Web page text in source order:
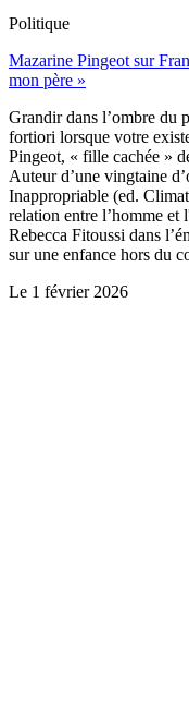
Politique
Mazarine Pingeot sur
mon père »
Grandir dans l’ombre du
fortiori lorsque votre
Pingeot, « fille cachée »
Auteur d’une vingtaine
Inappropriable (ed.
relation entre l’homme
Rebecca Fitoussi dans
sur une enfance hors du
Le 1 février 2026